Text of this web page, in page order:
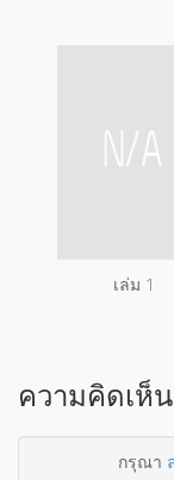
เล่ม 1
ความคิดเห็
กรุณา